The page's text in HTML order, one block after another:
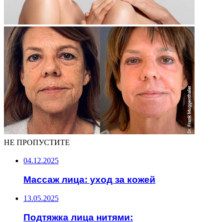
НЕ ПРОПУСТИТЕ
04.12.2025
Массаж лица: уход за кожей
13.05.2025
Подтяжка лица нитями: